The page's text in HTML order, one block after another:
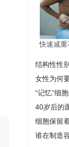
快速减
结构性性
女性为何
“记忆”细
40岁后的
细胞保留
谁在制造